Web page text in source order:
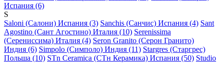
Испания (6)
S
Saloni (Салони) Испания (3) Sanchis (Санчис) Испания (4) Sant
Agostino (Сант Агостино) Италия (10) Serenissima
(Серениссима) Италия (4) Seron Granito (Серон Гранито)
Индия (6) Simpolo (Симполо) Индия (11) Stargres (Старгрес)
Польша (10) STn Ceramica (СТн Керамика) Испания (50) Studio